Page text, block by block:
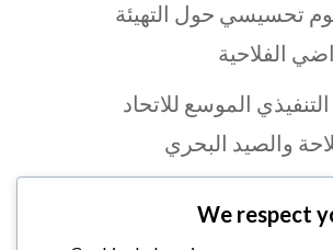
تحسيسي حول التهيئة
الفلاحية
الموسع للاتحاد
والصيد البحري
We respect